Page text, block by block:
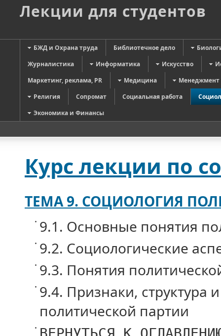
Лекции для студентов
БЖД и Охрана труда Библиотечное дело
Журналистика
Информатика Искусство
Маркетинг, реклама, PR
Медицина
Менеджмент
Религия
Сопромат Социальная работа
Экономика и Финансы
Курс лекции по
ТЕМА 9. СОЦИОЛОГИЯ
9.1. Основные понятия
9.2. Социологические
9.3. Понятия
9.4. Признаки, структура
политической партии